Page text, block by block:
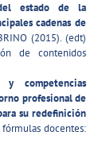
estado de la
cadenas de
(2015). (edt)
de contenidos
y competencias
profesional de
su redefinición
docentes: